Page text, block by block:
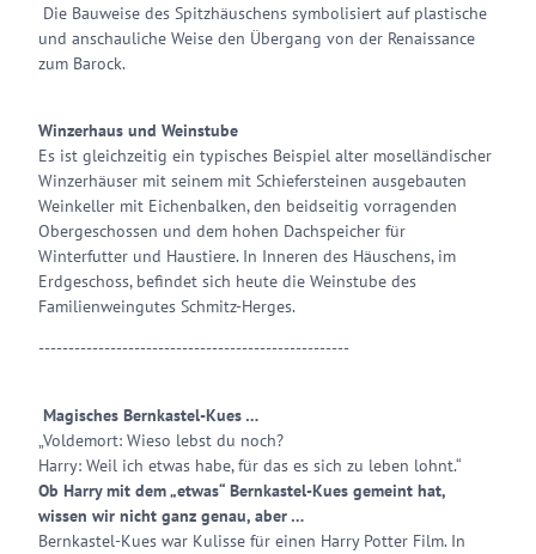
Die Bauweise des Spitzhäuschens symbolisiert auf plastische
und anschauliche Weise den Übergang von der Renaissance
zum Barock.
Winzerhaus und Weinstube
Es ist gleichzeitig ein typisches Beispiel alter moselländischer
Winzerhäuser mit seinem mit Schiefersteinen ausgebauten
Weinkeller mit Eichenbalken, den beidseitig vorragenden
Obergeschossen und dem hohen Dachspeicher für
Winterfutter und Haustiere. In Inneren des Häuschens, im
Erdgeschoss, befindet sich heute die Weinstube des
Familienweingutes Schmitz-Herges.
----------------------------------------------------
Magisches Bernkastel-Kues …
„Voldemort: Wieso lebst du noch?
Harry: Weil ich etwas habe, für das es sich zu leben lohnt.“
Ob Harry mit dem „etwas“ Bernkastel-Kues gemeint hat,
wissen wir nicht ganz genau, aber …
Bernkastel-Kues war Kulisse für einen Harry Potter Film. In